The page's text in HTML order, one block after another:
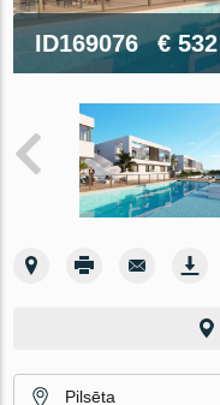
ID169076 €
Pilsēta